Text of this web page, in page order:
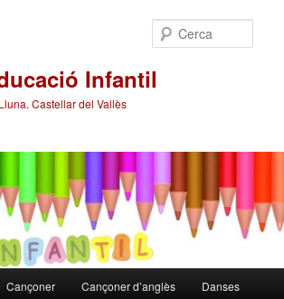
Infantil
Castellar del Vallès
Cançoner Cançoner d’anglès Danses